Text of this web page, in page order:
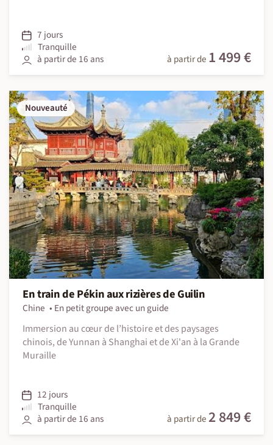
7 jours
Tranquille
à partir de 16 ans
à partir de 1 499 €
Nouveauté
En train de Pékin aux rizières de Guilin
Chine
En petit groupe avec un guide
Immersion au cœur de l’histoire et des paysages
chinois, de Yunnan à Shanghai et de Xi'an à la Grande
Muraille
12 jours
Tranquille
à partir de 16 ans
à partir de 2 849 €